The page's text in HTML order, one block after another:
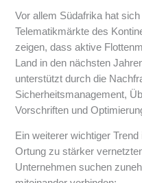
Vor allem Südafrika hat
Telematikmärkte des
zeigen, dass aktive
Land in den nächsten
unterstützt durch die
Sicherheitsmanagement,
Vorschriften und
Ein weiterer wichtiger
Ortung zu stärker
Unternehmen suchen